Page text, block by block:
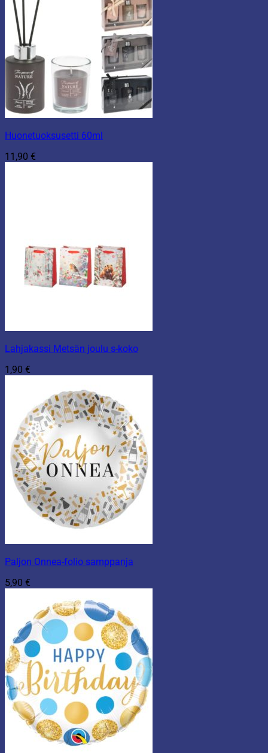
Huonetuoksusetti 60ml
11,90 €
Lahjakassi Metsän joulu s-koko
1,90 €
Paljon Onnea-folio samppanja
5,90 €